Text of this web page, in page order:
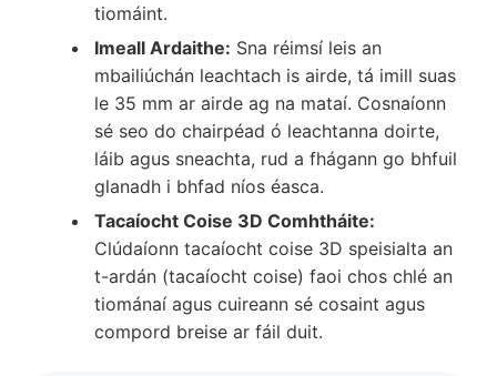
tiomáint.
Imeall Ardaithe: Sna réimsí leis an
mbailiúchán leachtach is airde, tá imill suas
le 35 mm ar airde ag na mataí. Cosnaíonn
sé seo do chairpéad ó leachtanna doirte,
láib agus sneachta, rud a fhágann go bhfuil
glanadh i bhfad níos éasca.
Tacaíocht Coise 3D Comhtháite:
Clúdaíonn tacaíocht coise 3D speisialta an
t-ardán (tacaíocht coise) faoi chos chlé an
tiománaí agus cuireann sé cosaint agus
compord breise ar fáil duit.